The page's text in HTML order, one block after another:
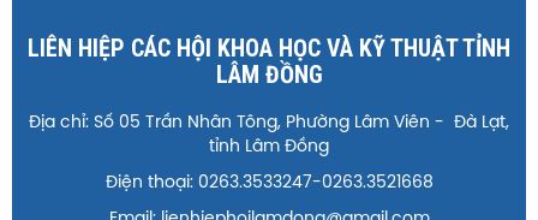
LIÊN HIỆP CÁC HỘI KHOA HỌC VÀ KỸ THUẬT TỈNH
LÂM ĐỒNG
Địa chỉ: Số 05 Trần Nhân Tông, Phường Lâm Viên - Đà Lạt,
tỉnh Lâm Đồng
Điện thoại: 0263.3533247-0263.3521668